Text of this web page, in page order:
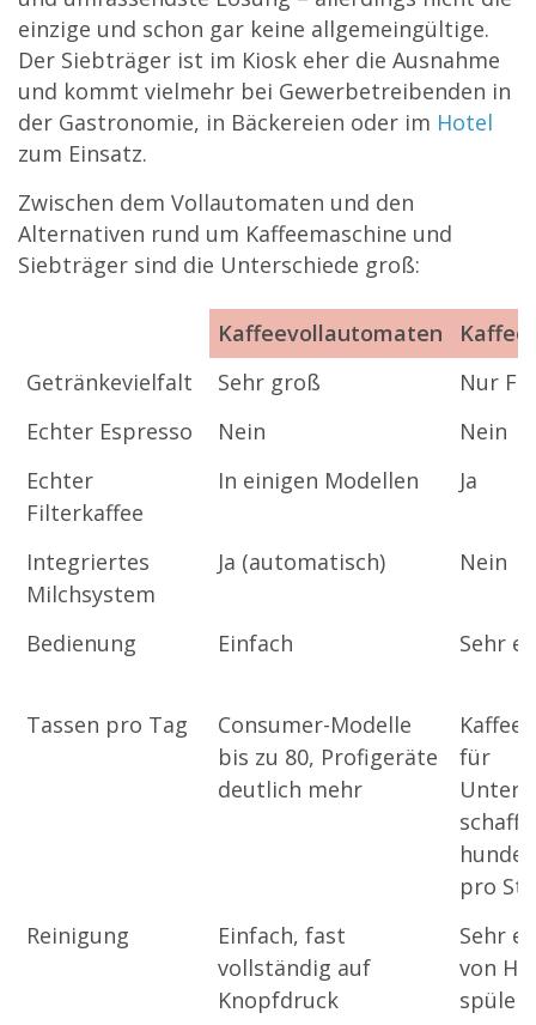
einzige und schon gar keine allgemeingültige.
Der Siebträger ist im Kiosk eher die Ausnahme
und kommt vielmehr bei Gewerbetreibenden in
der Gastronomie, in Bäckereien oder im Hotel
zum Einsatz.
Zwischen dem Vollautomaten und den
Alternativen rund um Kaffeemaschine und
Siebträger sind die Unterschiede groß:
Kaffeevollautomaten
Kaffeevollautomaten
Getränkevielfalt Sehr groß
Nur
Echter Espresso
Nein
Nein
Echter
Filterkaffee
In einigen Modellen Ja
Integriertes
Milchsystem
Ja (automatisch) Nein
Bedienung Einfach Sehr
Tassen pro Tag
Consumer-Modelle
bis zu 80, Profigeräte
deutlich mehr
für
pro
Reinigung
Einfach, fast
vollständig auf
Knopfdruck
Sehr
von
spülen